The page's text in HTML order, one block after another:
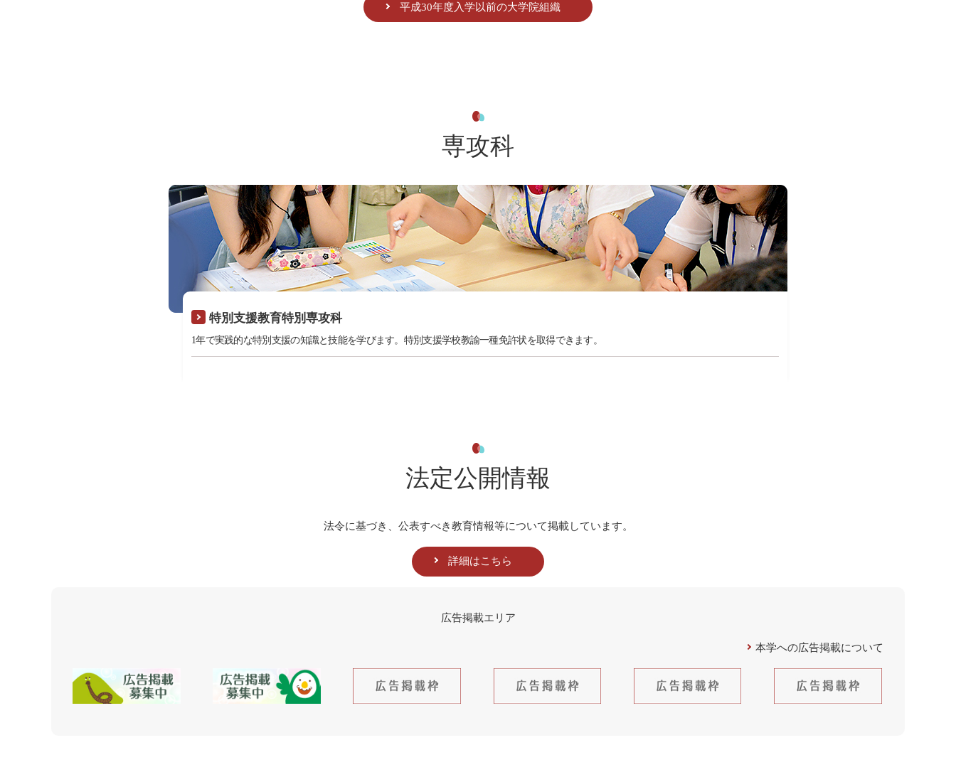
平成30年度入学以前の大学院組織
専攻科
特別支援教育特別専攻科
1年で実践的な特別支援の知識と技能を学びます。特別支援学校教諭一種免許状を取得できます。
法定公開情報
法令に基づき、公表すべき教育情報等について掲載しています。
詳細はこちら
広告掲載エリア
本学への広告掲載について